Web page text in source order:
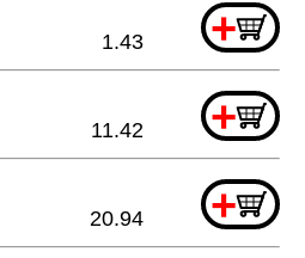
+
1.43
+
11.42
+
20.94